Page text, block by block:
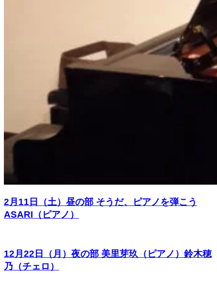
2月11日（土）昼の部 そうだ、ピアノを弾こう
ASARI（ピアノ）
12月22日（月）夜の部 美里芽玖（ピアノ）鈴木穂
乃（チェロ）